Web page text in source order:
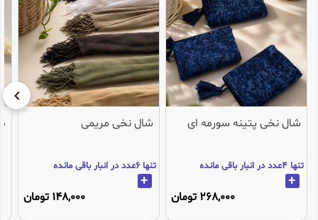
شال نخی پتینه سورمه ای
تنها 4عدد در انبار باقی مانده
+
268,000 تومان
شال نخی مریمی
تنها 6عدد در انبار باقی مانده
+
148,000 تومان